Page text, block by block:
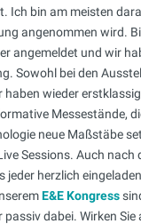
Ich bin am meisten
angenommen wird.
angemeldet und wir
Sowohl bei den
haben wieder
Messestände,
neue Maßstäbe
Sessions. Auch nach
jeder herzlich
E&E Kongress
passiv dabei. Wirken Sie